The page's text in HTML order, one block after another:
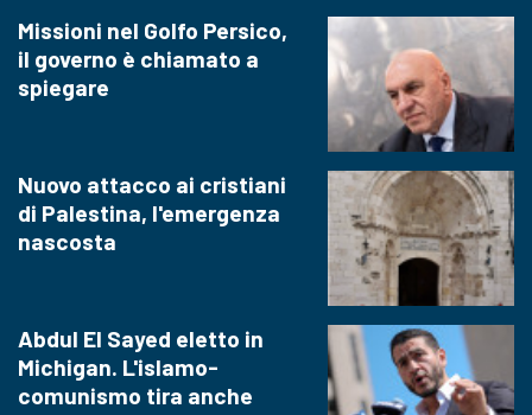
Missioni nel Golfo Persico,
il governo è chiamato a
spiegare
Nuovo attacco ai cristiani
di Palestina, l'emergenza
nascosta
Abdul El Sayed eletto in
Michigan. L'islamo-
comunismo tira anche